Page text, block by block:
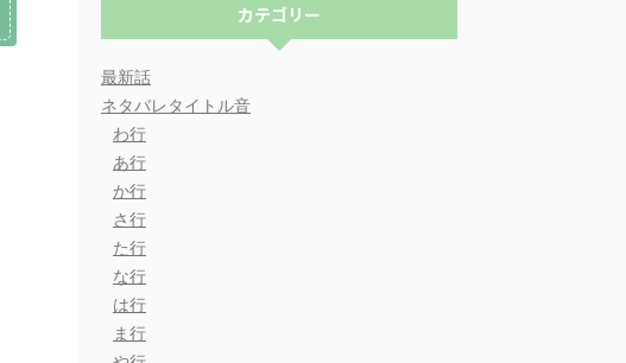
カテゴリー
最新話
ネタバレタイトル音
わ行
あ行
か行
さ行
た行
な行
は行
ま行